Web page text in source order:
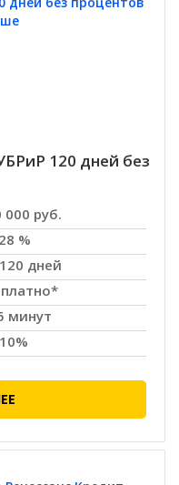
120 дней без
000 руб.
%
дней
минут